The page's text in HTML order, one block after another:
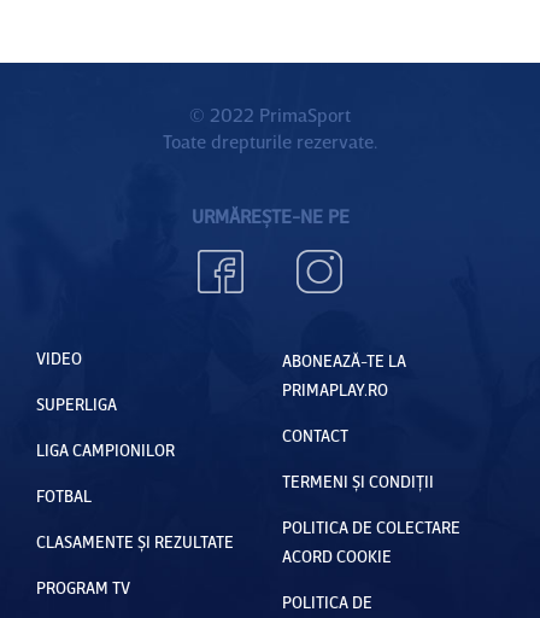
© 2022 PrimaSport
Toate drepturile rezervate.
URMĂREȘTE-NE PE
VIDEO
SUPERLIGA
LIGA CAMPIONILOR
FOTBAL
CLASAMENTE ȘI REZULTATE
PROGRAM TV
ABONEAZĂ-TE LA
PRIMAPLAY.RO
CONTACT
TERMENI ȘI CONDIȚII
POLITICA DE COLECTARE
ACORD COOKIE
POLITICA DE